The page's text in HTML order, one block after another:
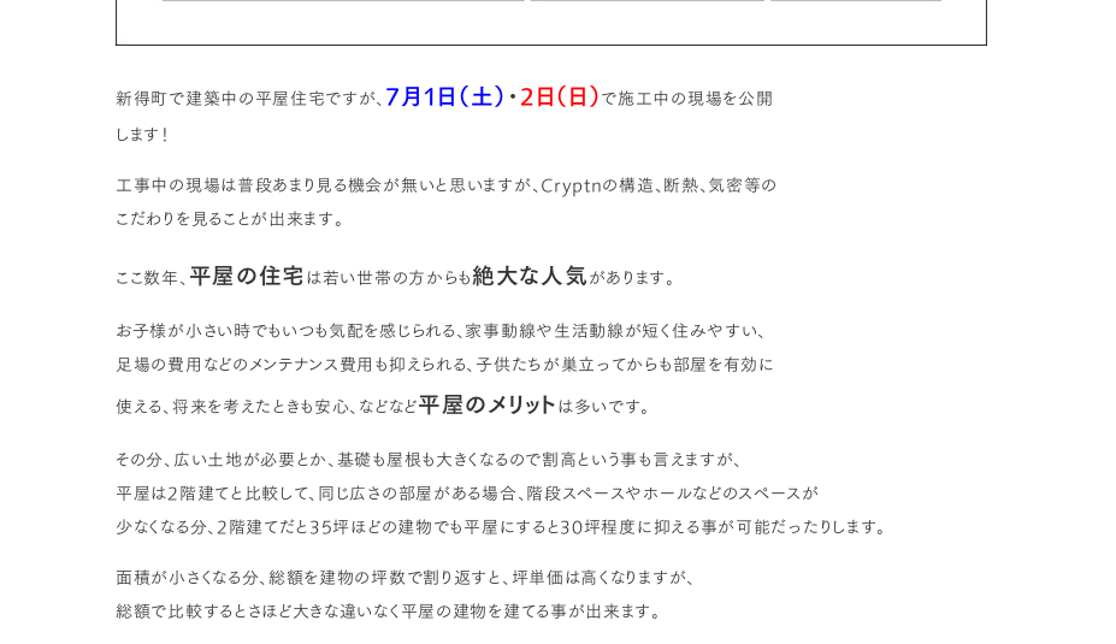
新得町で建築中の平屋住宅ですが、 7月1日（土） ・2日（日）で施工中の現場を公開
します！
工事中の現場は普段あまり見る機会が無いと思いますが、Cryptnの構造、断熱、気密等の
こだわりを見ることが出来ます。
ここ数年、 平屋の住宅は若い世帯の方からも絶大な人気があります。
お子様が小さい時でもいつも気配を感じられる、家事動線や生活動線が短く住みやすい、
足場の費用などのメンテナンス費用も抑えられる、子供たちが巣立ってからも部屋を有効に
使える、将来を考えたときも安心、などなど平屋のメリットは多いです。
その分、広い土地が必要とか、基礎も屋根も大きくなるので割高という事も言えますが、
平屋は2階建てと比較して、同じ広さの部屋がある場合、階段スペースやホールなどのスペースが
少なくなる分、2階建てだと35坪ほどの建物でも平屋にすると30坪程度に抑える事が可能だったりします。
面積が小さくなる分、総額を建物の坪数で割り返すと、坪単価は高くなりますが、
総額で比較するとさほど大きな違いなく平屋の建物を建てる事が出来ます。